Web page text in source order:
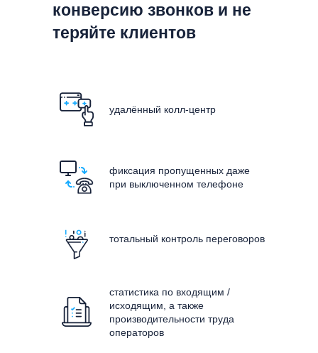
удалённый колл-центр
фиксация пропущенных даже
при выключенном телефоне
тотальный контроль переговоров
статистика по входящим /
исходящим, а также
производительности труда
операторов
конверсию звонков и не
теряйте клиентов